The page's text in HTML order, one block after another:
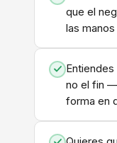
que el
las manos
no el fin
forma en